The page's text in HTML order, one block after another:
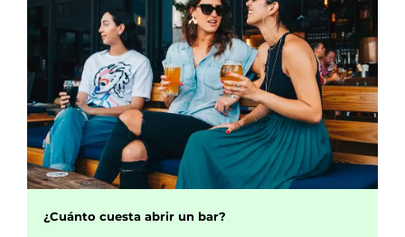
¿Cuánto cuesta abrir un bar?